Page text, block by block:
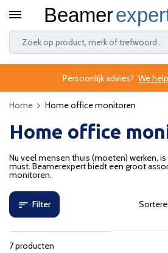
Persoonlijk advies? We
Home Home office monitoren
Home office
Nu veel mensen thuis (moeten) werken,
must. Beamerexpert biedt een groot
monitoren.
Filter
7 producten